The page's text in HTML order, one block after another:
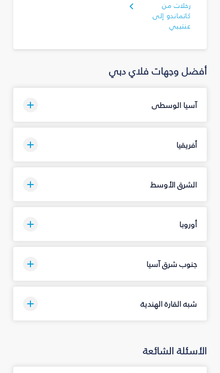
رحلات من
كاتماندو إلى
عنتيبي
أفضل وجهات فلاي دبي
آسيا الوسطى
أفريقيا
الشرق الأوسط
أوروبا
جنوب شرق آسيا
شبه القارة الهندية
الأسئلة الشائعة